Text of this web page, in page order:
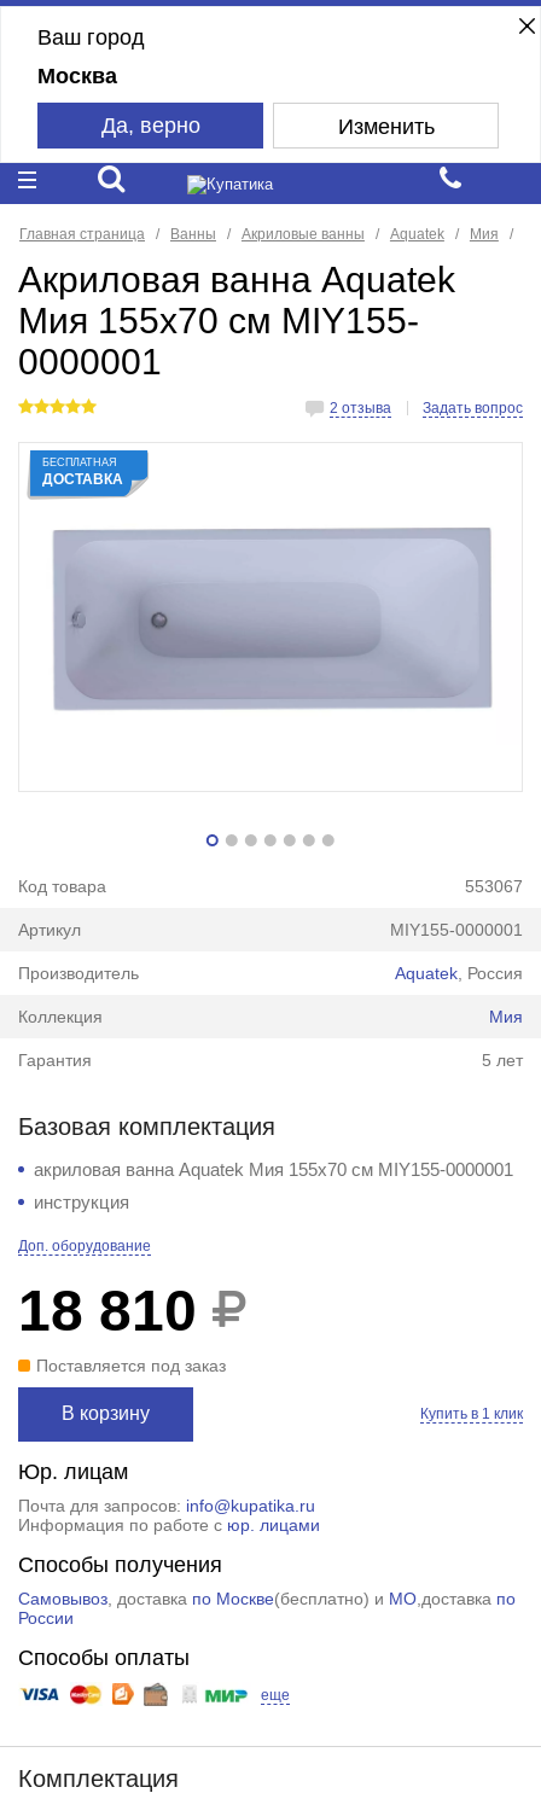
Ваш город
Москва
Да, верно Изменить
Главная страница Ванны Акриловые ванны Aquatek Мия
Акриловая ванна Aquatek
Мия 155x70 см MIY155-
0000001
2 отзыва Задать вопрос
БЕСПЛАТНАЯ
ДОСТАВКА
Код товара 553067
Артикул MIY155-0000001
Производитель Aquatek , Россия
Коллекция Мия
Гарантия 5 лет
Базовая комплектация
акриловая ванна Aquatek Мия 155x70 см MIY155-0000001
инструкция
Доп. оборудование
18 810
Поставляется под заказ
В корзину Купить в 1 клик
Юр. лицам
Почта для запросов: info@kupatika.ru
Информация по работе с юр. лицами
Способы получения
Самовывоз, доставка по Москве(бесплатно) и МО,доставка по
России
Способы оплаты
еще
Комплектация